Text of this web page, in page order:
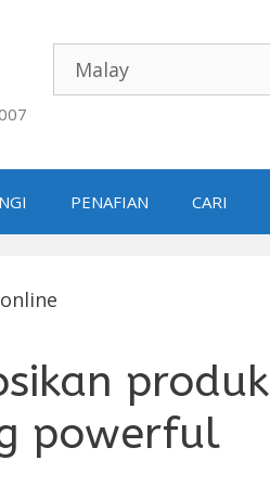
PENAFIAN CARI
produk
powerful